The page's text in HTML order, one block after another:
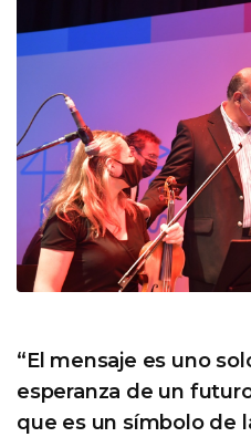
“El mensaje es uno
esperanza de un
que es un símbolo de